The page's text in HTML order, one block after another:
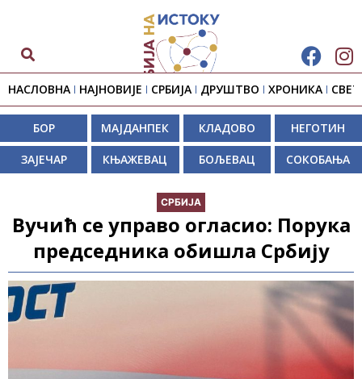
НАСЛОВНА НАЈНОВИЈЕ СРБИЈА ДРУШТВО ХРОНИКА СВЕТ
БОР МАЈДАНПЕК КЛАДОВО НЕГОТИН
ЗАЈЕЧАР КЊАЖЕВАЦ БОЉЕВАЦ СОКОБАЊА
СРБИЈА
Вучић се управо огласио: Порука
председника обишла Србију